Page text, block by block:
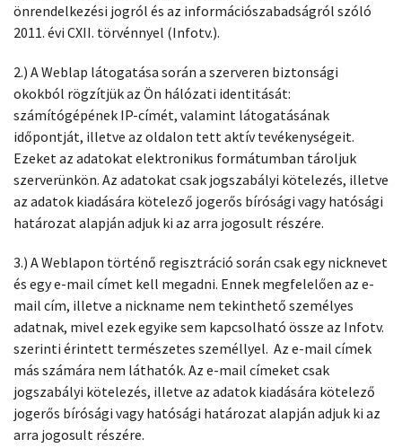
önrendelkezési jogról és az információszabadságról szóló
2011. évi CXII. törvénnyel (Infotv.).
2.) A Weblap látogatása során a szerveren biztonsági
okokból rögzítjük az Ön hálózati identitását:
számítógépének IP-címét, valamint látogatásának
időpontját, illetve az oldalon tett aktív tevékenységeit.
Ezeket az adatokat elektronikus formátumban tároljuk
szerverünkön. Az adatokat csak jogszabályi kötelezés, illetve
az adatok kiadására kötelező jogerős bírósági vagy hatósági
határozat alapján adjuk ki az arra jogosult részére.
3.) A Weblapon történő regisztráció során csak egy nicknevet
és egy e-mail címet kell megadni. Ennek megfelelően az e-
mail cím, illetve a nickname nem tekinthető személyes
adatnak, mivel ezek egyike sem kapcsolható össze az Infotv.
szerinti érintett természetes személlyel. Az e-mail címek
más számára nem láthatók. Az e-mail címeket csak
jogszabályi kötelezés, illetve az adatok kiadására kötelező
jogerős bírósági vagy hatósági határozat alapján adjuk ki az
arra jogosult részére.